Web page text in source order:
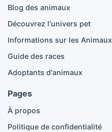
Annonces Scottish Fold
Annonces Ragdoll
Annonces Bengal
Annonces Persan
Blog des animaux
Découvrez l'univers pet
Informations sur les Animaux
Guide des races
Adoptants d'animaux
Pages
À propos
Politique de confidentialité